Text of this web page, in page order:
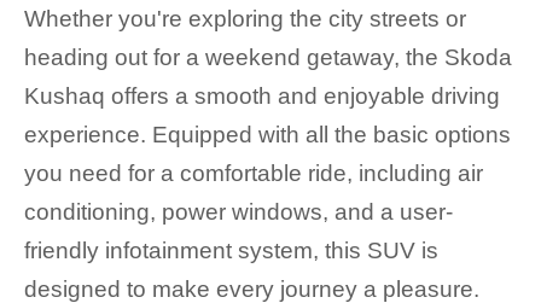
Whether you're exploring the city streets or
heading out for a weekend getaway, the Skoda
Kushaq offers a smooth and enjoyable driving
experience. Equipped with all the basic options
you need for a comfortable ride, including air
conditioning, power windows, and a user-
friendly infotainment system, this SUV is
designed to make every journey a pleasure.